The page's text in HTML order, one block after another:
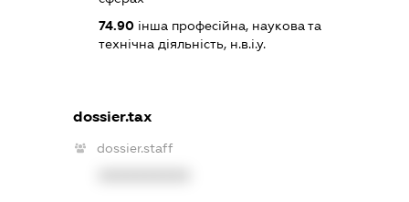
74.90 інша професійна, наукова та
технічна діяльність, н.в.і.у.
dossier.tax
dossier.staff